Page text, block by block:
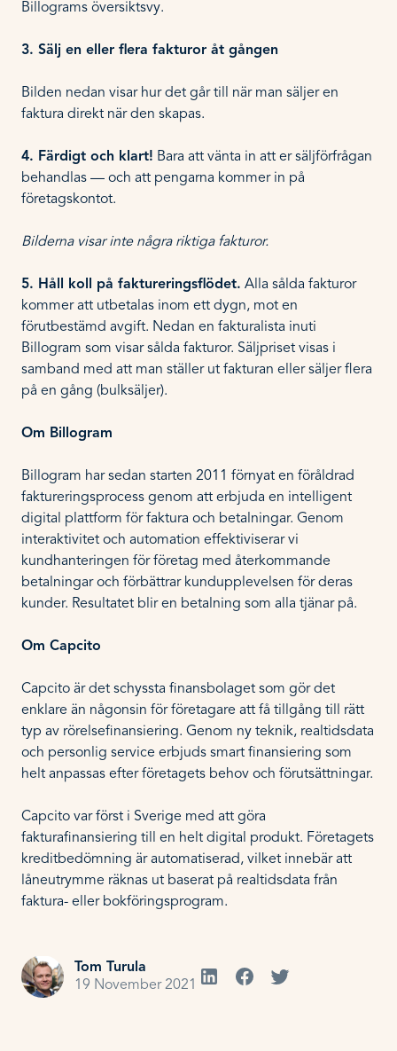
Billograms översiktsvy.
3. Sälj en eller flera fakturor åt gången
Bilden nedan visar hur det går till när man säljer en
faktura direkt när den skapas.
4. Färdigt och klart! Bara att vänta in att er säljförfrågan
behandlas — och att pengarna kommer in på
företagskontot.
Bilderna visar inte några riktiga fakturor.
5. Håll koll på faktureringsflödet. Alla sålda fakturor
kommer att utbetalas inom ett dygn, mot en
förutbestämd avgift. Nedan en fakturalista inuti
Billogram som visar sålda fakturor. Säljpriset visas i
samband med att man ställer ut fakturan eller säljer flera
på en gång (bulksäljer).
Om Billogram
Billogram har sedan starten 2011 förnyat en föråldrad
faktureringsprocess genom att erbjuda en intelligent
digital plattform för faktura och betalningar. Genom
interaktivitet och automation effektiviserar vi
kundhanteringen för företag med återkommande
betalningar och förbättrar kundupplevelsen för deras
kunder. Resultatet blir en betalning som alla tjänar på.
Om Capcito
Capcito är det schyssta finansbolaget som gör det
enklare än någonsin för företagare att få tillgång till rätt
typ av rörelsefinansiering. Genom ny teknik, realtidsdata
och personlig service erbjuds smart finansiering som
helt anpassas efter företagets behov och förutsättningar.
Capcito var först i Sverige med att göra
fakturafinansiering till en helt digital produkt. Företagets
kreditbedömning är automatiserad, vilket innebär att
låneutrymme räknas ut baserat på realtidsdata från
faktura- eller bokföringsprogram.
Tom Turula
19 November 2021